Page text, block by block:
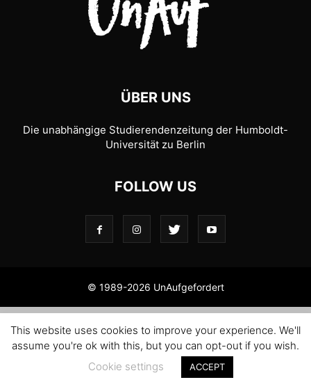
ÜBER UNS
Die unabhängige Studierendenzeitung der Humboldt-
Universität zu Berlin
FOLLOW US
© 1989-2026 UnAufgefordert
This website uses cookies to improve your experience. We'll
assume you're ok with this, but you can opt-out if you wish.
Cookie settings
ACCEPT